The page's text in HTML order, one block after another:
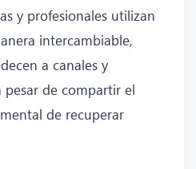
y profesionales utilizan
intercambiable,
a canales y
pesar de compartir el
de recuperar